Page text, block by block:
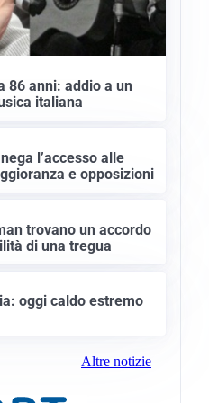
86 anni: addio a un
italiana
l’accesso alle
e opposizioni
trovano un accordo
di una tregua
oggi caldo estremo
Altre notizie